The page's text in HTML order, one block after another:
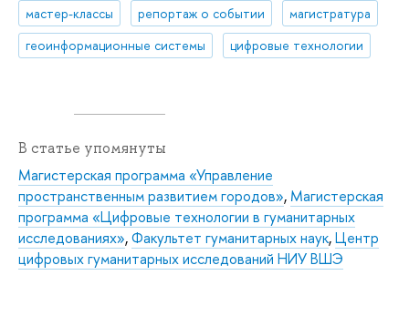
мастер-классы репортаж о событии
магистратура
геоинформационные системы
цифровые технологии
В статье упомянуты
Магистерская программа «Управление
пространственным развитием городов», Магистерская
программа «Цифровые технологии в гуманитарных
исследованиях»,Факультет гуманитарных наук,Центр
цифровых гуманитарных исследований НИУ ВШЭ